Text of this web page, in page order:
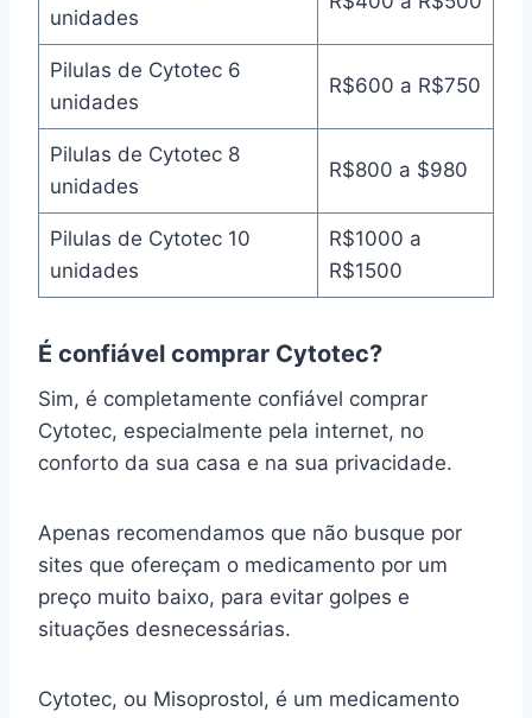
unidades
Pilulas de Cytotec 6
unidades
R$600 a R$750
Pilulas de Cytotec 8
unidades
R$800 a $980
Pilulas de Cytotec 10
unidades
R$1000 a
R$1500
É confiável comprar Cytotec?
Sim, é completamente confiável comprar
Cytotec, especialmente pela internet, no
conforto da sua casa e na sua privacidade.
Apenas recomendamos que não busque por
sites que ofereçam o medicamento por um
preço muito baixo, para evitar golpes e
situações desnecessárias.
Cytotec, ou Misoprostol, é um medicamento